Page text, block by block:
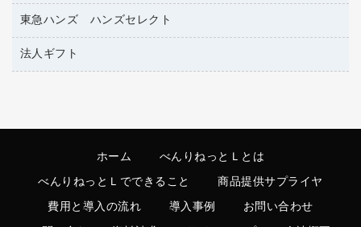
ファイルボックス
パイプ式ファイル
その他ファイル
クリヤーブック（差替式）
クリヤーブック（固定式）
クリップボード
カードケース
ボールペン（油性）
電話台
店舗運営用品
陳列什器
紙手提げ袋
東急ハンズ ハンズセレクト
東急ハンズ
法人ギフト
ホーム べんりねっとＬとは
べんりねっとＬでできること 商品提供サプライヤ
費用と導入の流れ 導入事例 お問い合わせ